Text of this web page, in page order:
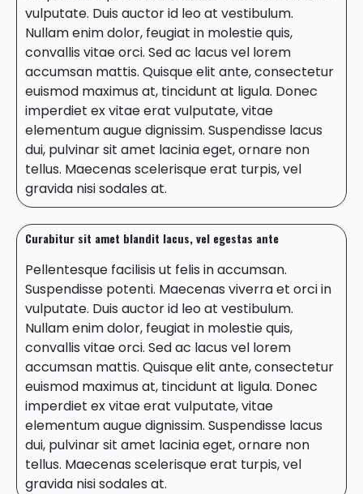
vulputate. Duis auctor id leo at vestibulum.
Nullam enim dolor, feugiat in molestie quis,
convallis vitae orci. Sed ac lacus vel lorem
accumsan mattis. Quisque elit ante, consectetur
euismod maximus at, tincidunt at ligula. Donec
imperdiet ex vitae erat vulputate, vitae
elementum augue dignissim. Suspendisse lacus
dui, pulvinar sit amet lacinia eget, ornare non
tellus. Maecenas scelerisque erat turpis, vel
gravida nisi sodales at.
Curabitur sit amet blandit lacus, vel egestas ante
Pellentesque facilisis ut felis in accumsan.
Suspendisse potenti. Maecenas viverra et orci in
vulputate. Duis auctor id leo at vestibulum.
Nullam enim dolor, feugiat in molestie quis,
convallis vitae orci. Sed ac lacus vel lorem
accumsan mattis. Quisque elit ante, consectetur
euismod maximus at, tincidunt at ligula. Donec
imperdiet ex vitae erat vulputate, vitae
elementum augue dignissim. Suspendisse lacus
dui, pulvinar sit amet lacinia eget, ornare non
tellus. Maecenas scelerisque erat turpis, vel
gravida nisi sodales at.